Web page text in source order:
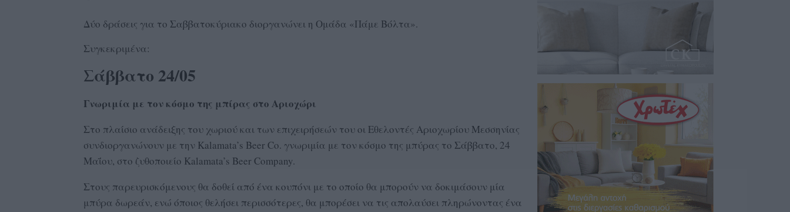
Δύο δράσεις για το Σαββατοκύριακο διοργανώνει η Ομάδα «Πάμε Βόλτα».
Συγκεκριμένα:
Σάββατο 24/05
Γνωριμία με τον κόσμο της μπίρας στο Αριοχώρι
Στο πλαίσιο ανάδειξης του χωριού και των επιχειρήσεών του οι Εθελοντές Αριοχωρίου Μεσσηνίας
συνδιοργανώνουν με την Kalamata’s Beer Co. γνωριμία με τον κόσμο της μπύρας το Σάββατο, 24
Μαΐου, στο ζυθοποιείο Kalamata’s Beer Company.
Στους παρευρισκόμενους θα δοθεί από ένα κουπόνι με το οποίο θα μπορούν να δοκιμάσουν μία
μπύρα δωρεάν, ενώ όποιος θελήσει περισσότερες, θα μπορέσει να τις απολαύσει πληρώνοντας ένα